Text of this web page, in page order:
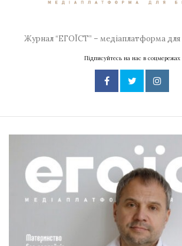
Журнал “ЕГОЇСТ” – медіаплатформа для
Підписуйтесь на нас в соцмережах